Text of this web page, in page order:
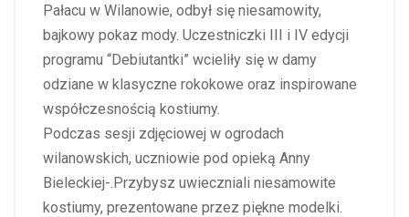
Pałacu w Wilanowie, odbył się niesamowity,
bajkowy pokaz mody. Uczestniczki III i IV edycji
programu “Debiutantki” wcieliły się w damy
odziane w klasyczne rokokowe oraz inspirowane
współczesnością kostiumy.
Podczas sesji zdjęciowej w ogrodach
wilanowskich, uczniowie pod opieką Anny
Bieleckiej-.Przybysz uwieczniali niesamowite
kostiumy, prezentowane przez piękne modelki.